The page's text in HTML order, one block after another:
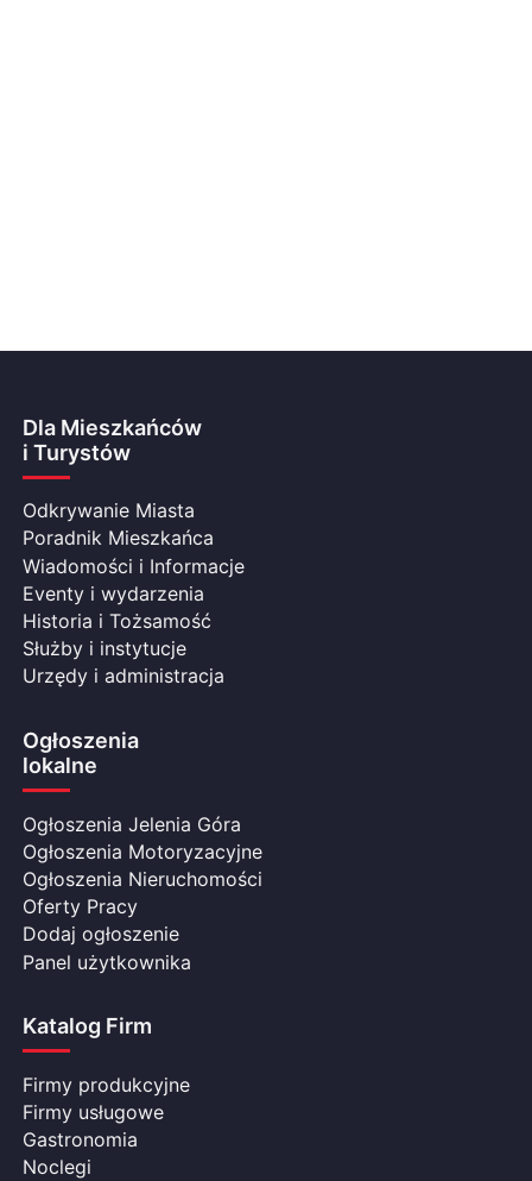
Dla Mieszkańców
i Turystów
Odkrywanie Miasta
Poradnik Mieszkańca
Wiadomości i Informacje
Eventy i wydarzenia
Historia i Tożsamość
Służby i instytucje
Urzędy i administracja
Ogłoszenia
lokalne
Ogłoszenia Jelenia Góra
Ogłoszenia Motoryzacyjne
Ogłoszenia Nieruchomości
Oferty Pracy
Dodaj ogłoszenie
Panel użytkownika
Katalog Firm
Firmy produkcyjne
Firmy usługowe
Gastronomia
Noclegi